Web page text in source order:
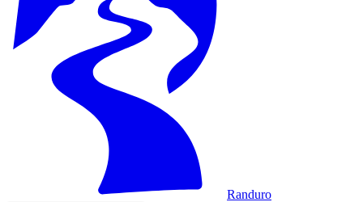
Randuro